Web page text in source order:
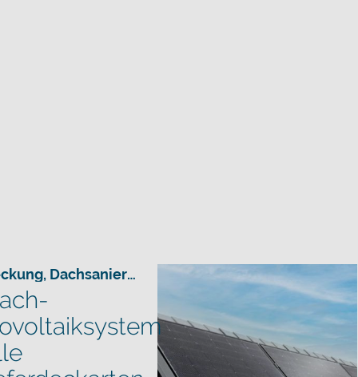
, Dachsanierung Förderung Hausbau,